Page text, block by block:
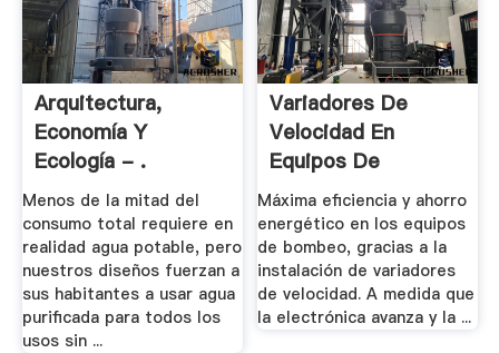
Arquitectura,
Economía Y
Ecología - .
Menos de la mitad del
consumo total requiere en
realidad agua potable, pero
nuestros diseños fuerzan a
sus habitantes a usar agua
purificada para todos los
usos sin ...
Variadores De
Velocidad En
Equipos De
Bombeo - .
Máxima eficiencia y ahorro
energético en los equipos
de bombeo, gracias a la
instalación de variadores
de velocidad. A medida que
la electrónica avanza y la ...